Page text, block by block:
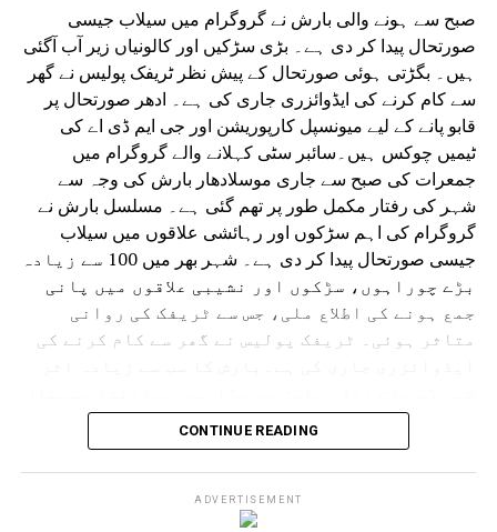
صبح سے ہونے والی بارش نے گروگرام میں سیلاب جیسی
صورتحال پیدا کر دی ہے۔ بڑی سڑکیں اور کالونیاں زیر آب آگئی
ہیں۔ بگڑتی ہوئی صورتحال کے پیش نظر ٹریفک پولیس نے گھر
سے کام کرنے کی ایڈوائزری جاری کی ہے۔ ادھر صورتحال پر
قابو پانے کے لیے میونسپل کارپوریشن اور جی ایم ڈی اے کی
ٹیمیں چوکس ہیں۔سائبر سٹی کہلانے والے گروگرام میں
جمعرات کی صبح سے جاری موسلادھار بارش کی وجہ سے
شہر کی رفتار مکمل طور پر تھم گئی ہے۔ مسلسل بارش نے
گروگرام کی اہم سڑکوں اور رہائشی علاقوں میں سیلاب
جیسی صورتحال پیدا کر دی ہے۔ شہر بھر میں 100 سے زیادہ
بڑے چوراہوں، سڑکوں اور نشیبی علاقوں میں پانی
جمع ہونے کی اطلاع ملی، جس سے ٹریفک کی روانی
متاثر ہوئی۔ ٹریفک پولیس نے گھر سے کام کرنے کی
سے دہلی کی طرف جانے والا انڈر پاس کئی فٹ پانی سے
بھر گیا۔ ایک گاڑی رک گئی اور پانی بھرنے میں
پھنس گئی۔ اسی طرح سرائے الوردی ریلوے انڈر پاس
مکمل طور پر زیر آب آ گیا جس سے گاڑیوں کی
آمدورفت مکمل طور پر متاثر ہوئی۔ ڈرائیورز اپنی
CONTINUE READING
ADVERTISEMENT